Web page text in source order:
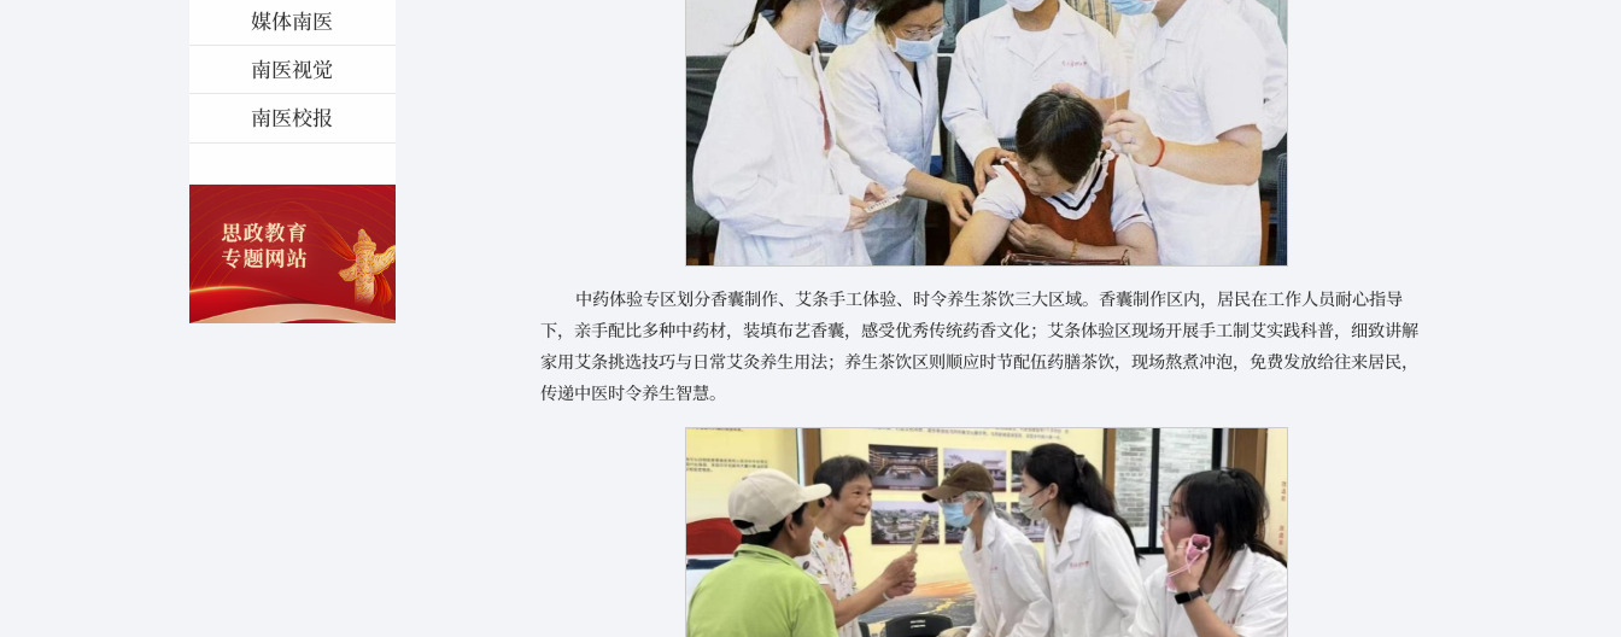
媒体南医
南医视觉
南医校报
中药体验专区划分香囊制作、艾条手工体验、时令养生茶饮三大区域。香囊制作区内，居民在工作人员耐心指导
下，亲手配比多种中药材，装填布艺香囊，感受优秀传统药香文化；艾条体验区现场开展手工制艾实践科普，细致讲解
家用艾条挑选技巧与日常艾灸养生用法；养生茶饮区则顺应时节配伍药膳茶饮，现场熬煮冲泡，免费发放给往来居民，
传递中医时令养生智慧。